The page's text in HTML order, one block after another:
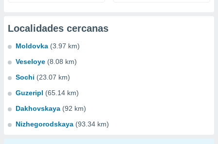
Localidades cercanas
Moldovka (3.97 km)
Veseloye (8.08 km)
Sochi (23.07 km)
Guzeripl (65.14 km)
Dakhovskaya (92 km)
Nizhegorodskaya (93.34 km)